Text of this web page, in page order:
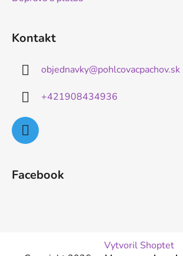
Kontakt
objednavky@pohlcovacpachov.sk
+421908434936
Facebook
Vytvoril Shoptet